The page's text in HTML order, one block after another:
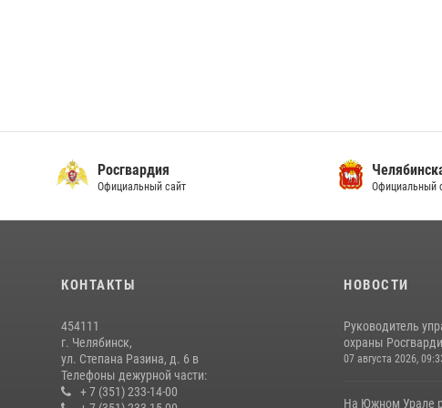
Росгвардия
Официальный сайт Официальный
КОНТАКТЫ
454111
г. Челябинск,
ул. Степана Разина, д. 6 в
Телефоны дежурной части:
+ 7 (351) 233-14-00
НОВОСТИ
Руководитель
охраны
07 августа 2026,
На Южном Урале